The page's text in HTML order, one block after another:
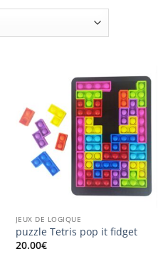
JEUX DE LOGIQUE
puzzle Tetris pop it fidget
20.00€